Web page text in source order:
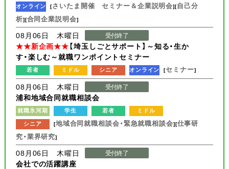
オンライン
[さいたま開催 セミナー＆企業説明会][自己分
析][合同企業説明会]
08月06日 木曜日 受付終了
★★新企画★★【埼玉しごとサポート】～知る・生か
す・楽しむ～就職ワンポイントセミナー
若者 ミドル シニア オンライン [セミナー]
08月06日 木曜日 受付終了
浦和地域合同就職相談会
就職氷河期 学生 若者
ミドル
シニア
[地域合同就職相談会・緊急就職相談会][仕事研
究・業界研究]
08月06日 木曜日 受付終了
会社での活躍講座